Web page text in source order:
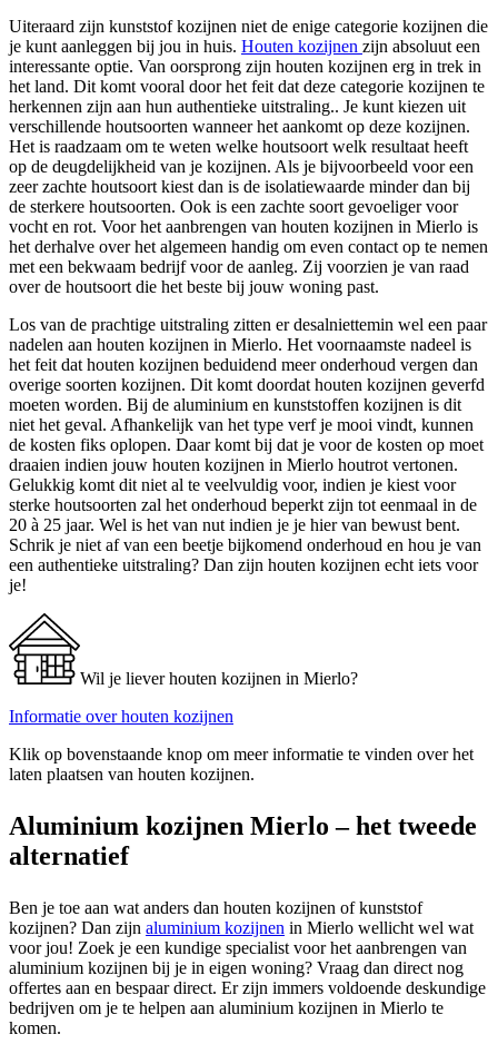
Uiteraard zijn kunststof kozijnen niet de enige categorie kozijnen die
je kunt aanleggen bij jou in huis. Houten kozijnen zijn absoluut een
interessante optie. Van oorsprong zijn houten kozijnen erg in trek in
het land. Dit komt vooral door het feit dat deze categorie kozijnen te
herkennen zijn aan hun authentieke uitstraling.. Je kunt kiezen uit
verschillende houtsoorten wanneer het aankomt op deze kozijnen.
Het is raadzaam om te weten welke houtsoort welk resultaat heeft
op de deugdelijkheid van je kozijnen. Als je bijvoorbeeld voor een
zeer zachte houtsoort kiest dan is de isolatiewaarde minder dan bij
de sterkere houtsoorten. Ook is een zachte soort gevoeliger voor
vocht en rot. Voor het aanbrengen van houten kozijnen in Mierlo is
het derhalve over het algemeen handig om even contact op te nemen
met een bekwaam bedrijf voor de aanleg. Zij voorzien je van raad
over de houtsoort die het beste bij jouw woning past.
Los van de prachtige uitstraling zitten er desalniettemin wel een paar
nadelen aan houten kozijnen in Mierlo. Het voornaamste nadeel is
het feit dat houten kozijnen beduidend meer onderhoud vergen dan
overige soorten kozijnen. Dit komt doordat houten kozijnen geverfd
moeten worden. Bij de aluminium en kunststoffen kozijnen is dit
niet het geval. Afhankelijk van het type verf je mooi vindt, kunnen
de kosten fiks oplopen. Daar komt bij dat je voor de kosten op moet
draaien indien jouw houten kozijnen in Mierlo houtrot vertonen.
Gelukkig komt dit niet al te veelvuldig voor, indien je kiest voor
sterke houtsoorten zal het onderhoud beperkt zijn tot eenmaal in de
20 à 25 jaar. Wel is het van nut indien je je hier van bewust bent.
Schrik je niet af van een beetje bijkomend onderhoud en hou je van
een authentieke uitstraling? Dan zijn houten kozijnen echt iets voor
je!
Wil je liever houten kozijnen in Mierlo?
Informatie over houten kozijnen
Klik op bovenstaande knop om meer informatie te vinden over het
laten plaatsen van houten kozijnen.
Aluminium kozijnen Mierlo – het tweede
alternatief
Ben je toe aan wat anders dan houten kozijnen of kunststof
kozijnen? Dan zijn aluminium kozijnen in Mierlo wellicht wel wat
voor jou! Zoek je een kundige specialist voor het aanbrengen van
aluminium kozijnen bij je in eigen woning? Vraag dan direct nog
offertes aan en bespaar direct. Er zijn immers voldoende deskundige
bedrijven om je te helpen aan aluminium kozijnen in Mierlo te
komen.